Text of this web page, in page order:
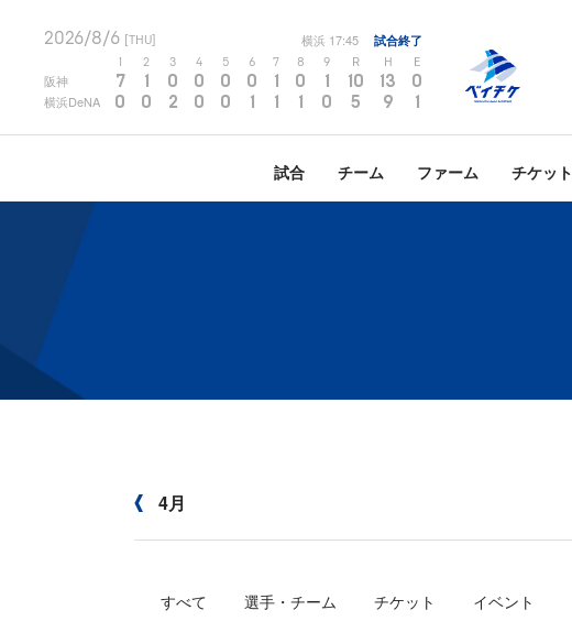
2026/8/6 [THU] 横浜 17:45 試合終了
2 3 4 5 6 7 8 9 R H E
阪神 7 1 0 0 0 0 1 0 1 10 13 0
横浜DeNA 0 0 2 0 0 1 1 1 0 5 9 1
試合 チーム ファーム チケット
4月
すべて 選手・チーム チケット イベント